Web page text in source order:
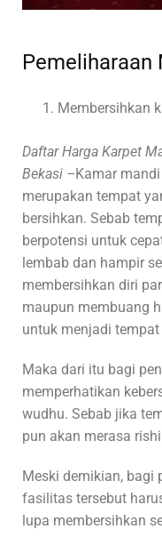
Pemeliharaan
Membersihkan
Daftar Harga Karpet
Bekasi –Kamar
merupakan tempat
bersihkan. Sebab
berpotensi untuk
lembab dan hampir
membersihkan diri
maupun membuang
untuk menjadi
Maka dari itu bagi
memperhatikan
wudhu. Sebab jika
pun akan merasa
Meski demikian, bagi
fasilitas tersebut
lupa membersihkan